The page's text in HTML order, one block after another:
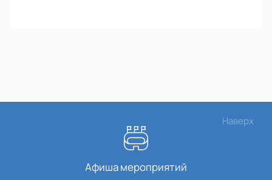
Наверх
Афиша мероприятий